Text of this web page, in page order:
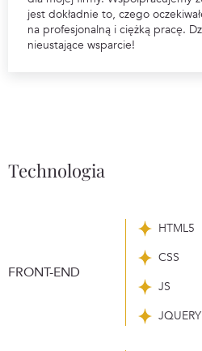
jest dokładnie to, czego
na profesjonalną i ciężką pracę.
nieustające wsparcie!
Technologia
FRONT-END
HTML5
CSS
JS
JQUERY